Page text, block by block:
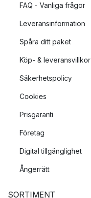
FAQ - Vanliga frågor
Leveransinformation
Spåra ditt paket
Köp- & leveransvillkor
Säkerhetspolicy
Cookies
Prisgaranti
Företag
Digital tillgänglighet
Ångerrätt
SORTIMENT